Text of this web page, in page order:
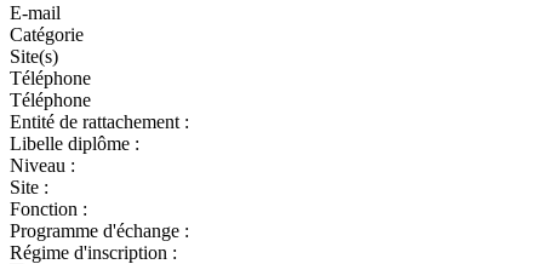
E-mail
Catégorie
Site(s)
Téléphone
Téléphone
Entité de rattachement :
Libelle diplôme :
Niveau :
Site :
Fonction :
Programme d'échange :
Régime d'inscription :